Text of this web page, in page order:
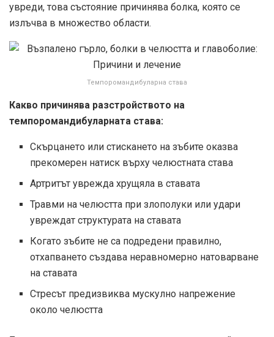
увреди, това състояние причинява болка, която се
излъчва в множество области.
Темпоромандибуларна става
Какво причинява разстройството на
темпоромандибуларната става:
Скърцането или стискането на зъбите оказва
прекомерен натиск върху челюстната става
Артритът уврежда хрущяла в ставата
Травми на челюстта при злополуки или удари
увреждат структурата на ставата
Когато зъбите не са подредени правилно,
отхапването създава неравномерно натоварване
на ставата
Стресът предизвиква мускулно напрежение
около челюстта